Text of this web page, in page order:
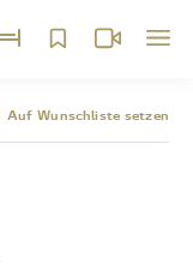
Auf Wunschliste setzen